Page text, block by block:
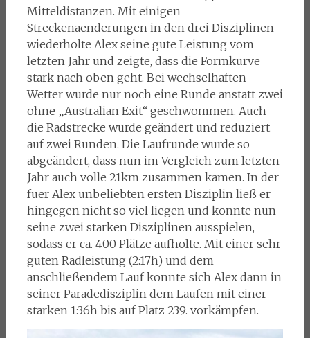
Mitteldistanzen. Mit einigen
Streckenaenderungen in den drei Disziplinen
wiederholte Alex seine gute Leistung vom
letzten Jahr und zeigte, dass die Formkurve
stark nach oben geht. Bei wechselhaften
Wetter wurde nur noch eine Runde anstatt zwei
ohne „Australian Exit“ geschwommen. Auch
die Radstrecke wurde geändert und reduziert
auf zwei Runden. Die Laufrunde wurde so
abgeändert, dass nun im Vergleich zum letzten
Jahr auch volle 21km zusammen kamen. In der
fuer Alex unbeliebten ersten Disziplin ließ er
hingegen nicht so viel liegen und konnte nun
seine zwei starken Disziplinen ausspielen,
sodass er ca. 400 Plätze aufholte. Mit einer sehr
guten Radleistung (2:17h) und dem
anschließendem Lauf konnte sich Alex dann in
seiner Paradedisziplin dem Laufen mit einer
starken 1:36h bis auf Platz 239. vorkämpfen.